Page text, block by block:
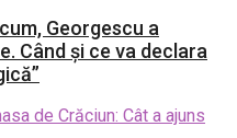
Georgescu a
Când și ce va declara